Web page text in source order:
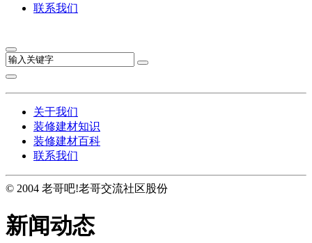
联系我们
关于我们
装修建材知识
装修建材百科
联系我们
© 2004 老哥吧!老哥交流社区股份
新闻动态